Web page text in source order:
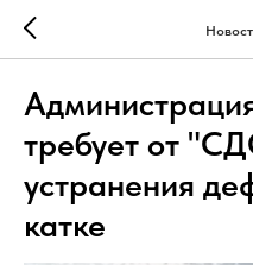
требует от
устранения
катке